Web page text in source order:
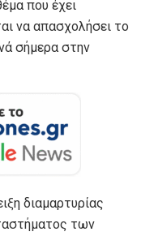
που έχει
να απασχολήσει το
σήμερα στην
διαμαρτυρίας
των